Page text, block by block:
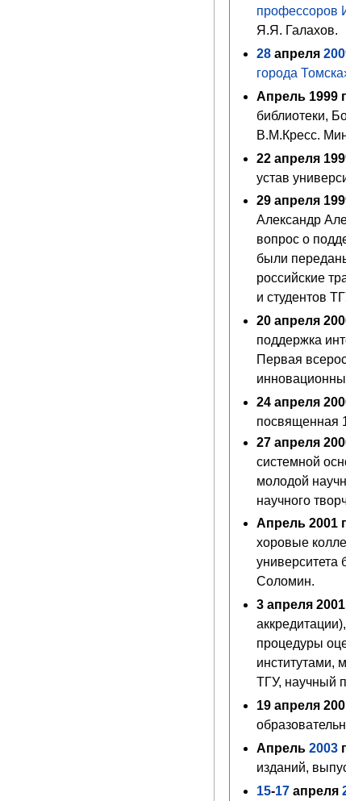
профессоров
Я.Я. Галахов.
28 апреля
города
Апрель 1999
библиотеки,
В.М.Кресс.
22 апреля
устав
29 апреля
Александр
вопрос о
были
российские
и студентов
20 апреля
поддержка
Первая
24 апреля
посвященная
27 апреля
системной
молодой
научного
Апрель 2001
хоровые
университета
Соломин.
3 апреля
процедуры
институтами,
ТГУ, научный
19 апреля
Апрель 2003
изданий,
15-17 апреля